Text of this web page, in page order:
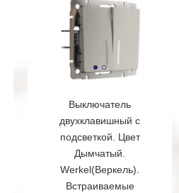
Выключатель
двухклавишный с
подсветкой. Цвет
Дымчатый.
Werkel(Веркель).
Встраиваемые